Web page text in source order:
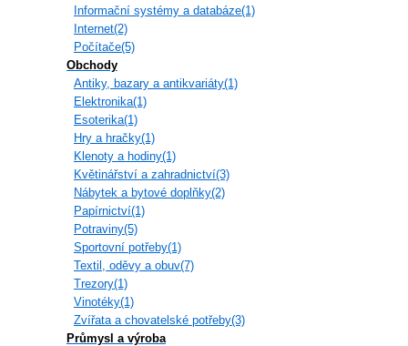
Informační systémy a databáze(1)
Internet(2)
Počítače(5)
Obchody
Antiky, bazary a antikvariáty(1)
Elektronika(1)
Esoterika(1)
Hry a hračky(1)
Klenoty a hodiny(1)
Květinářství a zahradnictví(3)
Nábytek a bytové doplňky(2)
Papírnictví(1)
Potraviny(5)
Sportovní potřeby(1)
Textil, oděvy a obuv(7)
Trezory(1)
Vinotéky(1)
Zvířata a chovatelské potřeby(3)
Průmysl a výroba